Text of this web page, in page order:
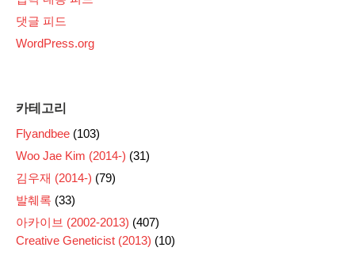
댓글 피드
WordPress.org
카테고리
Flyandbee (103)
Woo Jae Kim (2014-) (31)
김우재 (2014-) (79)
발췌록 (33)
아카이브 (2002-2013) (407)
Creative Geneticist (2013) (10)